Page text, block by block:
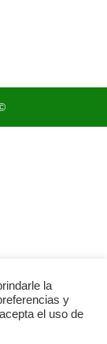
la
y
el uso de